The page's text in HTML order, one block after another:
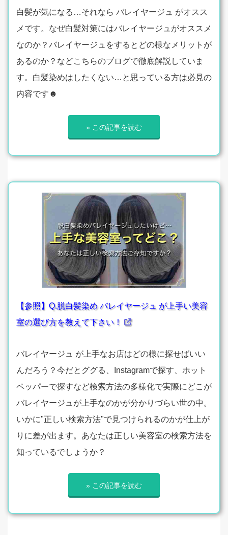
白髪が気になる…それなら バレイヤージュ がオスス
メです。なぜ白髪対策にはバレイヤージュがオススメ
なのか？バレイヤージュをするとどの様なメリットが
あるのか？などこちらのブログで徹底解説していま
す。白髪染めはしたくない…と思っている方は必見の
内容です☻
» この記事を読む
【参照】Q.脱白髪染め バレイヤージュ が上手い美容
室の選び方を教えて下さい！
バレイヤージュ が上手なお店はどの様に探せばいい
んだろう？今だとググる、Instagramで探す、ホット
ペッパーで探すなど検索方法の多様化で実際にどこが
バレイヤージュが上手なのかが分かりづらい世の中。
いかに"正しい検索方法"で見つけられるのかが仕上が
りに差が出ます。あなたは正しい美容室の検索方法を
知っているでしょうか？
» この記事を読む